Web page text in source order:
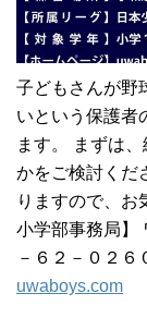
子どもさんが野
いという保護者
ます。 まずは
かをご検討くだ
りますので、お
小学部事務局】
－６２－０２
uwaboys.com